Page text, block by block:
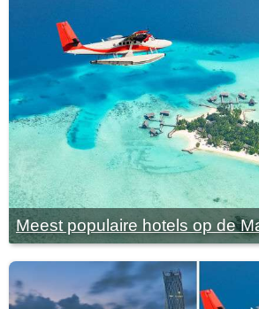
Meest populaire hotels op de